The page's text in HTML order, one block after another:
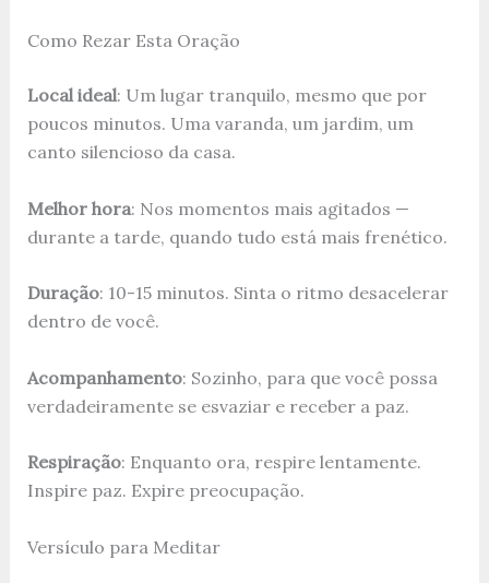
Como Rezar Esta Oração
Local ideal: Um lugar tranquilo, mesmo que por
poucos minutos. Uma varanda, um jardim, um
canto silencioso da casa.
Melhor hora: Nos momentos mais agitados —
durante a tarde, quando tudo está mais frenético.
Duração: 10-15 minutos. Sinta o ritmo desacelerar
dentro de você.
Acompanhamento: Sozinho, para que você possa
verdadeiramente se esvaziar e receber a paz.
Respiração: Enquanto ora, respire lentamente.
Inspire paz. Expire preocupação.
Versículo para Meditar